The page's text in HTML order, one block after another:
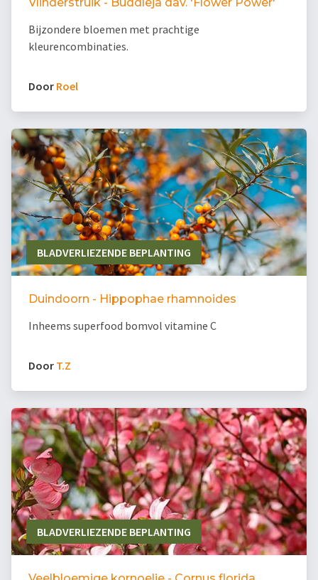
Bijzondere bloemen met prachtige
kleurencombinaties.
Door Roel
BLADVERLIEZENDE BEPLANTING
Duindoorn - Hippophae rhamnoides
Inheems superfood bomvol vitamine C
Door T.Z
BLADVERLIEZENDE BEPLANTING